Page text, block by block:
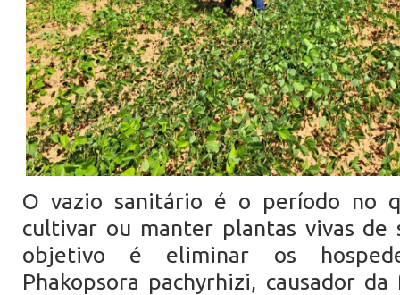
O vazio sanitário é o período no
cultivar ou manter plantas vivas de
objetivo é eliminar os
Phakopsora pachyrhizi, causador